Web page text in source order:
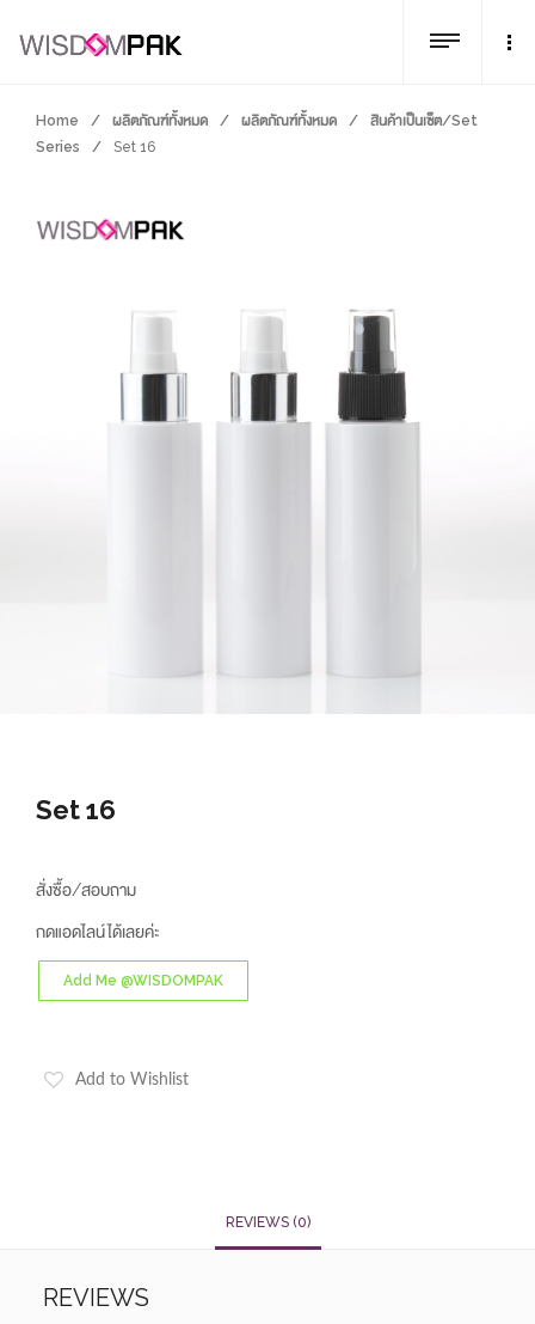
Home / ผลิตภัณฑ์ทั้งหมด / ผลิตภัณฑ์ทั้งหมด /
สินค้าเป็นเซ็ต/Set
Series
/ Set 16
Set 16
สั่งซื้อ/สอบถาม
กดแอดไลน์ได้เลยค่ะ
Add Me @WISDOMPAK
Add to Wishlist
REVIEWS (0)
REVIEWS